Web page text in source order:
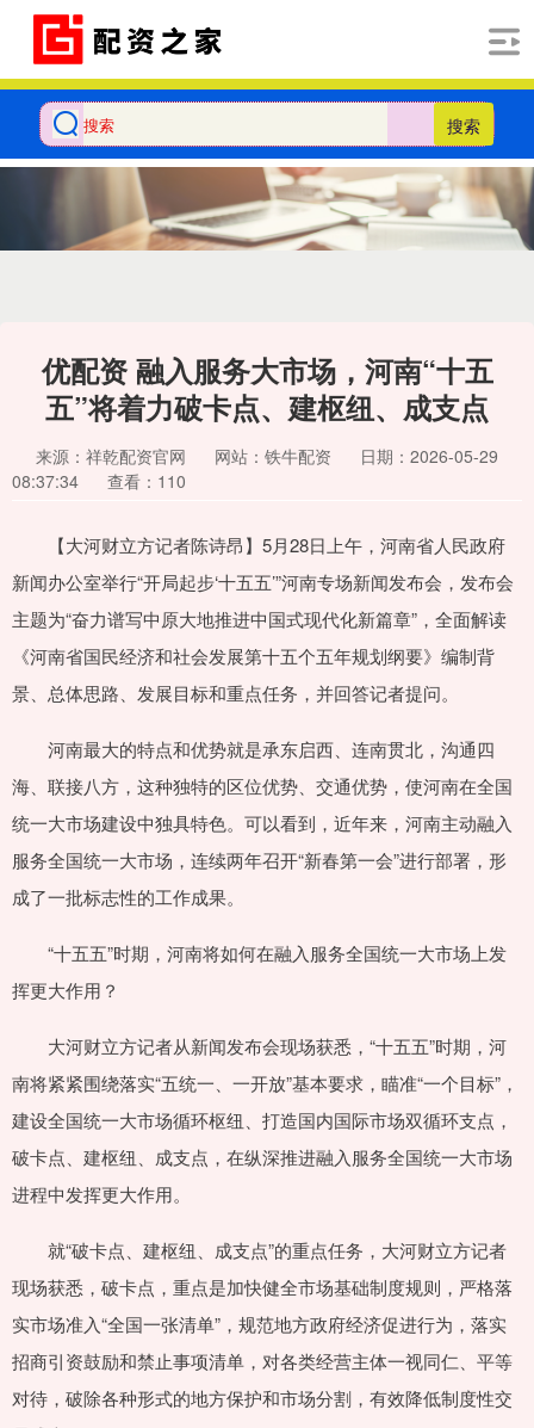
搜索
优配资 融入服务大市场，河南“十五
五”将着力破卡点、建枢纽、成支点
来源：祥乾配资官网 网站：铁牛配资
日期：2026-05-29
08:37:34
查看：110
【大河财立方记者陈诗昂】5月28日上午，河南省人民政府
新闻办公室举行“开局起步‘十五五’”河南专场新闻发布会，发布会
主题为“奋力谱写中原大地推进中国式现代化新篇章”，全面解读
《河南省国民经济和社会发展第十五个五年规划纲要》编制背
景、总体思路、发展目标和重点任务，并回答记者提问。
河南最大的特点和优势就是承东启西、连南贯北，沟通四
海、联接八方，这种独特的区位优势、交通优势，使河南在全国
统一大市场建设中独具特色。可以看到，近年来，河南主动融入
服务全国统一大市场，连续两年召开“新春第一会”进行部署，形
成了一批标志性的工作成果。
“十五五”时期，河南将如何在融入服务全国统一大市场上发
挥更大作用？
大河财立方记者从新闻发布会现场获悉，“十五五”时期，河
南将紧紧围绕落实“五统一、一开放”基本要求，瞄准“一个目标”，
建设全国统一大市场循环枢纽、打造国内国际市场双循环支点，
破卡点、建枢纽、成支点，在纵深推进融入服务全国统一大市场
进程中发挥更大作用。
就“破卡点、建枢纽、成支点”的重点任务，大河财立方记者
现场获悉，破卡点，重点是加快健全市场基础制度规则，严格落
实市场准入“全国一张清单”，规范地方政府经济促进行为，落实
招商引资鼓励和禁止事项清单，对各类经营主体一视同仁、平等
对待，破除各种形式的地方保护和市场分割，有效降低制度性交